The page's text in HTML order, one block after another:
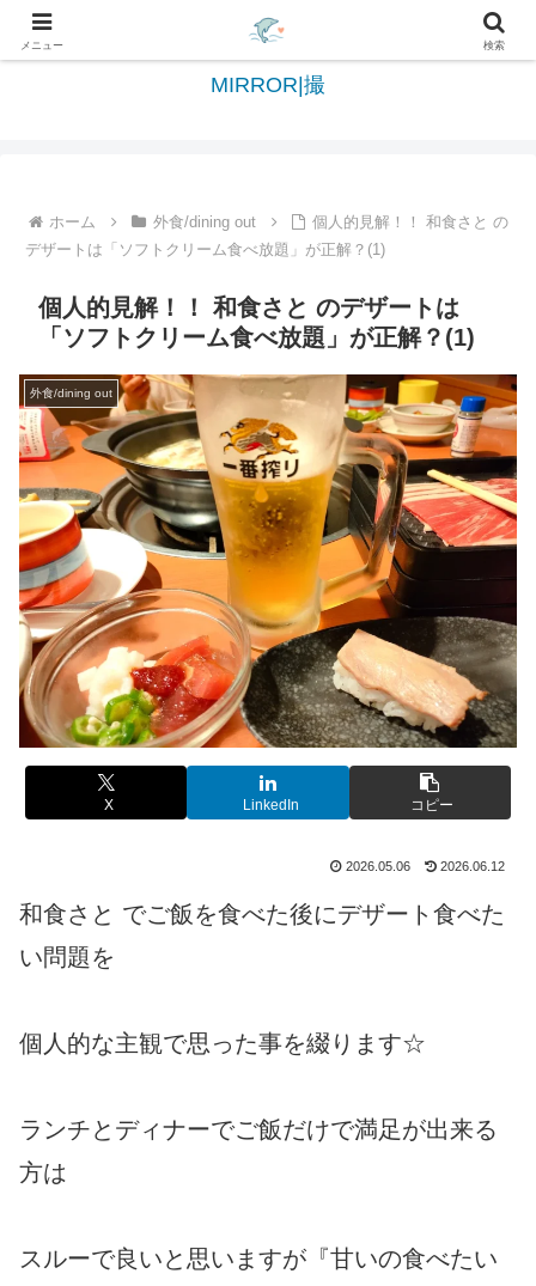
日々を綴る＆写真を切撮る世界へようこそ
MIRROR|撮
ホーム 外食/dining out
個人的見解！！ 和食さと の
デザートは「ソフトクリーム食べ放題」が正解？(1)
個人的見解！！ 和食さと のデザートは
「ソフトクリーム食べ放題」が正解？(1)
外食/dining out
X LinkedIn コピー
2026.05.06 2026.06.12
和食さと でご飯を食べた後にデザート食べた
い問題を
個人的な主観で思った事を綴ります☆
ランチとディナーでご飯だけで満足が出来る
方は
スルーで良いと思いますが『甘いの食べたい
メニュー 検索